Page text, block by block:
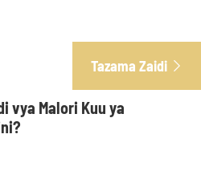
Tazama Zaidi 
vya Malori Kuu ya